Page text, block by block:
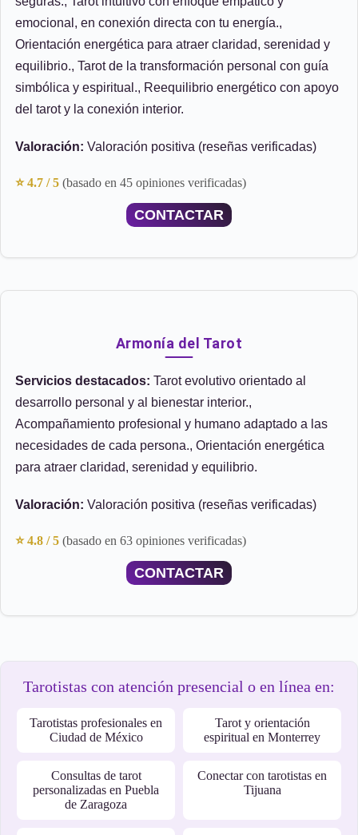
emocional, en conexión directa con tu energía.,
Orientación energética para atraer claridad, serenidad y
equilibrio., Tarot de la transformación personal con guía
simbólica y espiritual., Reequilibrio energético con apoyo
del tarot y la conexión interior.
Valoración: Valoración positiva (reseñas verificadas)
⭐ 4.7 / 5 (basado en 45 opiniones verificadas)
CONTACTAR
Armonía del Tarot
Servicios destacados: Tarot evolutivo orientado al
desarrollo personal y al bienestar interior.,
Acompañamiento profesional y humano adaptado a las
necesidades de cada persona., Orientación energética
para atraer claridad, serenidad y equilibrio.
Valoración: Valoración positiva (reseñas verificadas)
⭐ 4.8 / 5 (basado en 63 opiniones verificadas)
CONTACTAR
Tarotistas con atención presencial o en línea en:
Tarotistas profesionales en
Ciudad de México
Tarot y orientación
espiritual en Monterrey
Consultas de tarot
personalizadas en Puebla
de Zaragoza
Conectar con tarotistas en
Tijuana